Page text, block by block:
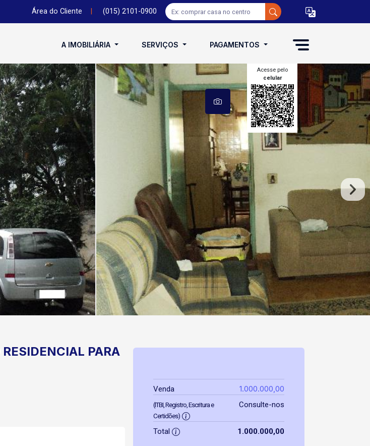
Área do Cliente (015) 2101-0900
A IMOBILIÁRIA SERVIÇOS PAGAMENTOS
Acesse pelo
celular
RESIDENCIAL PARA
Venda 1.000.000,00
(ITBI, Registro, Escritura e
Certidões)
Consulte-nos
Total 1.000.000,00